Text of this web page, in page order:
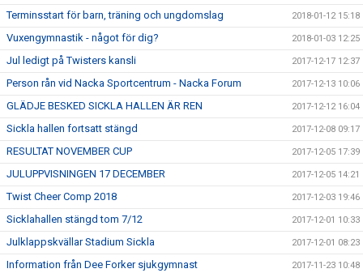
Terminsstart för barn, träning och ungdomslag 2018-01-12 15:18
Vuxengymnastik - något för dig? 2018-01-03 12:25
Jul ledigt på Twisters kansli 2017-12-17 12:37
Person rån vid Nacka Sportcentrum - Nacka Forum 2017-12-13 10:06
GLÄDJE BESKED SICKLA HALLEN ÄR REN 2017-12-12 16:04
Sickla hallen fortsatt stängd 2017-12-08 09:17
RESULTAT NOVEMBER CUP 2017-12-05 17:39
JULUPPVISNINGEN 17 DECEMBER 2017-12-05 14:21
Twist Cheer Comp 2018 2017-12-03 19:46
Sicklahallen stängd tom 7/12 2017-12-01 10:33
Julklappskvällar Stadium Sickla 2017-12-01 08:23
Information från Dee Forker sjukgymnast 2017-11-23 10:48